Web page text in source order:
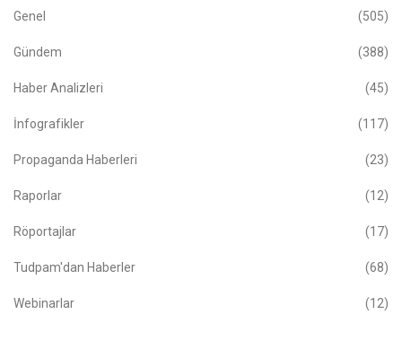
Genel (505)
Gündem (388)
Haber Analizleri (45)
İnfografikler (117)
Propaganda Haberleri (23)
Raporlar (12)
Röportajlar (17)
Tudpam'dan Haberler (68)
Webinarlar (12)